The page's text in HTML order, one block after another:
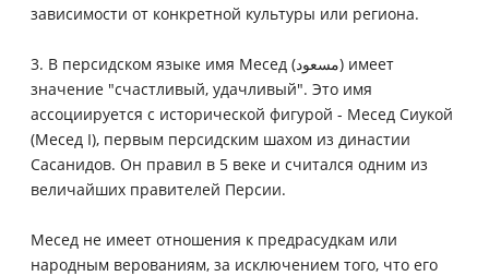
зависимости от конкретной культуры или региона.
3. В персидском языке имя Месед (مسعود) имеет
значение "счастливый, удачливый". Это имя
ассоциируется с исторической фигурой - Месед Сиукой
(Месед I), первым персидским шахом из династии
Сасанидов. Он правил в 5 веке и считался одним из
величайших правителей Персии.
Месед не имеет отношения к предрасудкам или
народным верованиям, за исключением того, что его